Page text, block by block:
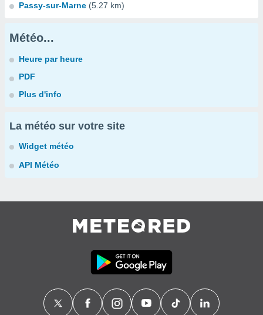
Passy-sur-Marne (5.27 km)
Météo...
Heure par heure
PDF
Plus d'info
La météo sur votre site
Widget météo
API Météo